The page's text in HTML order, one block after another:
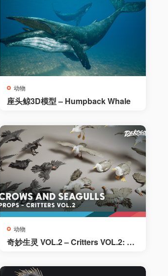
动物
座头鲸3D模型 – Humpback Whale
动物
奇妙生灵 VOL.2 – Critters VOL.2: Cr